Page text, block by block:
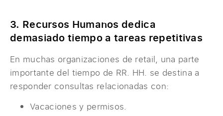
3. Recursos Humanos dedica
demasiado tiempo a tareas repetitivas
En muchas organizaciones de retail, una parte
importante del tiempo de RR. HH. se destina a
responder consultas relacionadas con:
Vacaciones y permisos.